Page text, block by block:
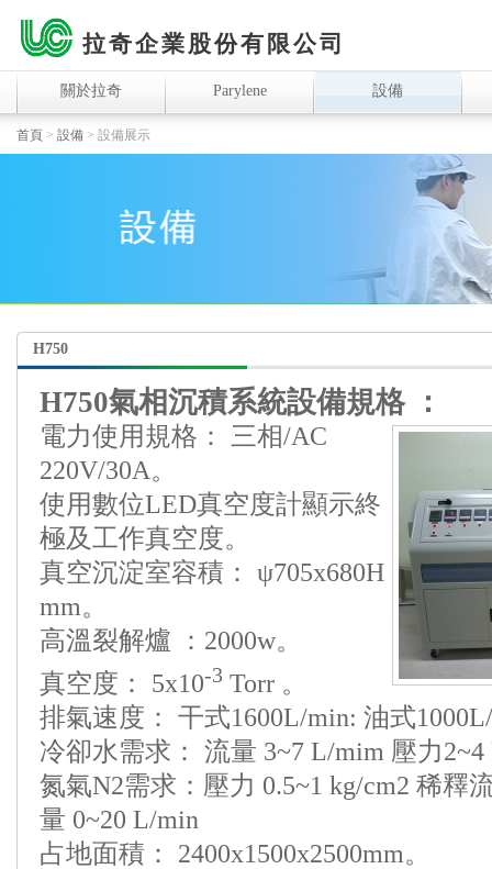
拉奇企業股份有限公司
關於拉奇 Parylene 設備
首頁 > 設備 > 設備展示
H750
H750氣相沉積系統設備規格 ：
電力使用規格： 三相/AC
220V/30A。
使用數位LED真空度計顯示終
極及工作真空度。
真空沉淀室容積： ψ705x680H
mm。
高溫裂解爐 ：2000w。
真空度： 5x10-3Torr 。
排氣速度： 干式1600L/min: 油式
冷卻水需求： 流量 3~7 L/mim 壓力
氮氣N2需求：壓力 0.5~1 kg/cm2 稀釋
量 0~20 L/min
占地面積： 2400x1500x2500mm。